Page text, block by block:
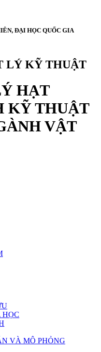
ĐẠI HỌC QUỐC GIA
LÝ KỸ THUẬT
HẠT
KỸ THUẬT
VẬT
HỌC
VÀ MÔ PHỎNG